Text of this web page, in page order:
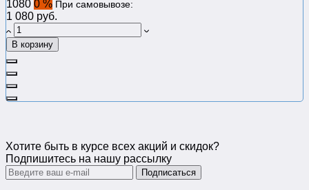
1080 0 % При самовывозе:
1 080 руб.
В корзину
Хотите быть в курсе всех акций и скидок?
Подпишитесь на нашу рассылку
Подписаться